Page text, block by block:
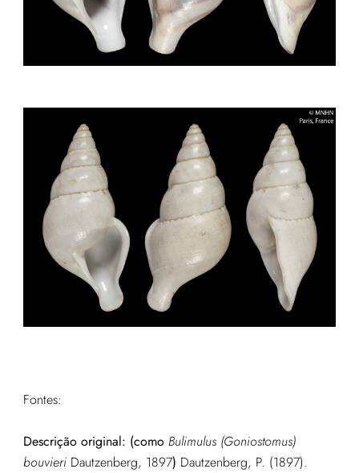
Fontes:
Descrição original: (como Bulimulus (Goniostomus)
bouvieriDautzenberg, 1897) Dautzenberg, P. (1897).